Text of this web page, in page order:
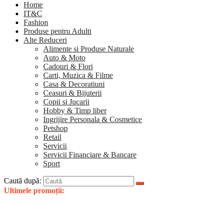
Home
IT&C
Fashion
Produse pentru Adulti
Alte Reduceri
Alimente si Produse Naturale
Auto & Moto
Cadouri & Flori
Carti, Muzica & Filme
Casa & Decoratiuni
Ceasuri & Bijuterii
Copii si Jucarii
Hobby & Timp liber
Ingrijire Personala & Cosmetice
Petshop
Retail
Servicii
Servicii Financiare & Bancare
Sport
Caută după:
Ultimele promoții: